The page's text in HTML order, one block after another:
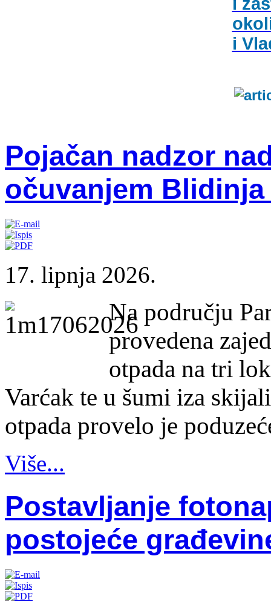
i
Pojačan nadzor
očuvanjem
17. lipnja 2026.
Na području
provedena
otpada na tri
Varćak te u šumi iza
otpada provelo je
Više...
Postavljanje
postojeće